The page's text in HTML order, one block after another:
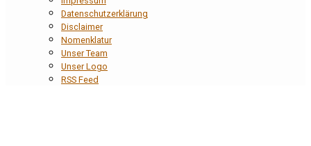
Datenschutzerklärung
Disclaimer
Nomenklatur
Unser Team
Unser Logo
RSS Feed